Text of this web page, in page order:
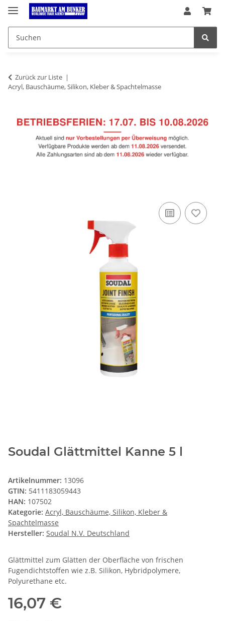
Zurück zur Liste
Acryl, Bauschäume, Silikon, Kleber & Spachtelmasse
Soudal Glättmittel Kanne 5 l
Artikelnummer: 13096
GTIN: 5411183059443
HAN: 107502
Kategorie: Acryl, Bauschäume, Silikon, Kleber &
Spachtelmasse
Hersteller: Soudal N.V. Deutschland
Glättmittel zum Glätten der Oberfläche von frischen
Fugendichtstoffen wie z.B. Silikon, Hybridpolymere,
Polyurethane etc.
16,07 €